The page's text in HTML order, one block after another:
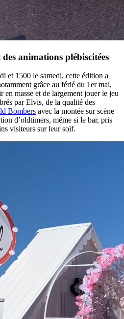
animations plébiscitées
et 1500 le samedi, cette édition a
grâce au férié du 1er mai,
masse et de largement jouer le jeu
par Elvis, de la qualité des
Bombers avec la montée sur scène
d’oldtimers, même si le bar, pris
visiteurs sur leur soif.